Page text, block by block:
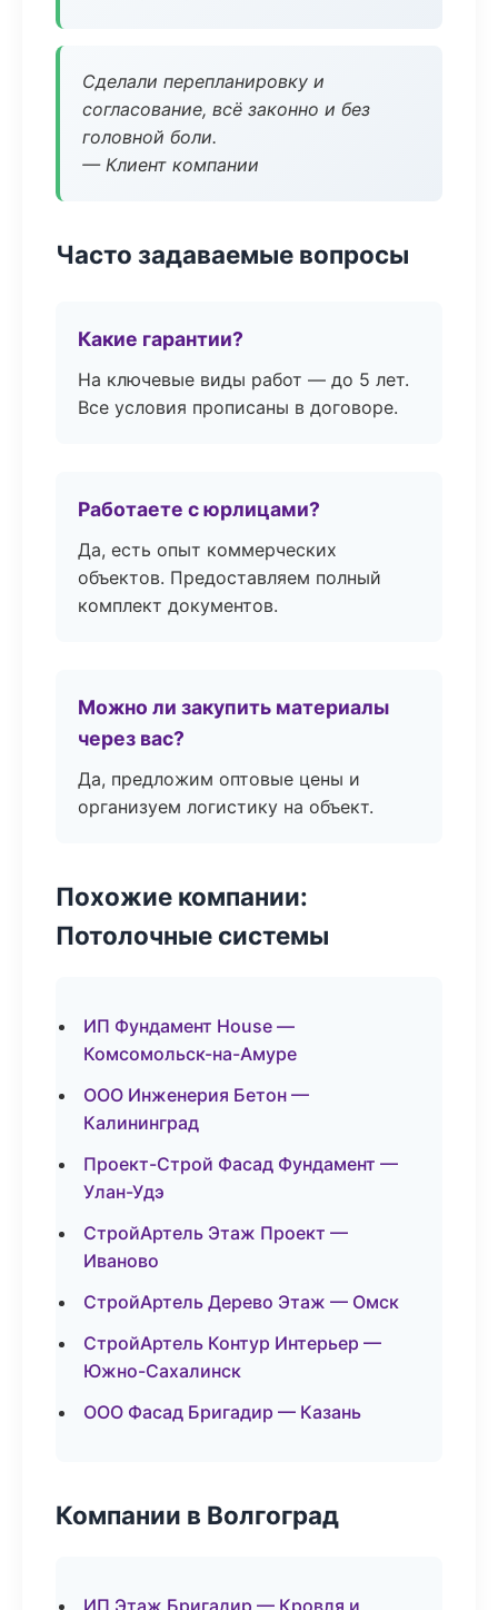
Сделали перепланировку и
согласование, всё законно и без
головной боли.
— Клиент компании
Часто задаваемые вопросы
Какие гарантии?
На ключевые виды работ — до 5 лет.
Все условия прописаны в договоре.
Работаете с юрлицами?
Да, есть опыт коммерческих
объектов. Предоставляем полный
комплект документов.
Можно ли закупить материалы
через вас?
Да, предложим оптовые цены и
организуем логистику на объект.
Похожие компании:
Потолочные системы
ИП Фундамент House —
Комсомольск-на-Амуре
ООО Инженерия Бетон —
Калининград
Проект-Строй Фасад Фундамент —
Улан-Удэ
СтройАртель Этаж Проект —
Иваново
СтройАртель Дерево Этаж — Омск
СтройАртель Контур Интерьер —
Южно-Сахалинск
ООО Фасад Бригадир — Казань
Компании в Волгоград
ИП Этаж Бригадир — Кровля и